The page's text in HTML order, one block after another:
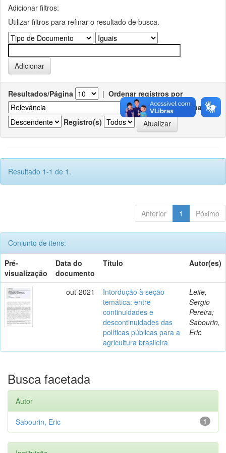
Adicionar filtros:
Utilizar filtros para refinar o resultado de busca.
Resultados/Página | Ordenar registros por
Ordenar
Registro(s)
Resultado 1-1 de 1.
Anterior 1 Póximo
Conjunto de itens:
Pré-
visualização
Data do
documento
Título Autor(es)
out-2021
Intordução à seção
temática: entre
continuidades e
descontinuidades das
políticas públicas para a
agricultura brasileira
Leite,
Sergio
Pereira;
Sabourin,
Eric
Busca facetada
Autor
1
Sabourin, Eric